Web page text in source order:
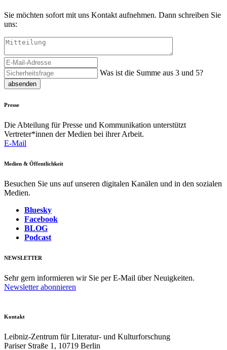
Sie möchten sofort mit uns Kontakt aufnehmen. Dann schreiben Sie
uns:
Was ist die Summe aus 3 und 5?
absenden
Presse
Die Abteilung für Presse und Kommunikation unterstützt
Vertreter*innen der Medien bei ihrer Arbeit.
E-Mail
Medien & Öffentlichkeit
Besuchen Sie uns auf unseren digitalen Kanälen und in den sozialen
Medien.
Bluesky
Facebook
BLOG
Podcast
NEWSLETTER
Sehr gern informieren wir Sie per E-Mail über Neuigkeiten.
Newsletter abonnieren
Kontakt
Leibniz-Zentrum für Literatur- und Kulturforschung
Pariser Straße 1, 10719 Berlin